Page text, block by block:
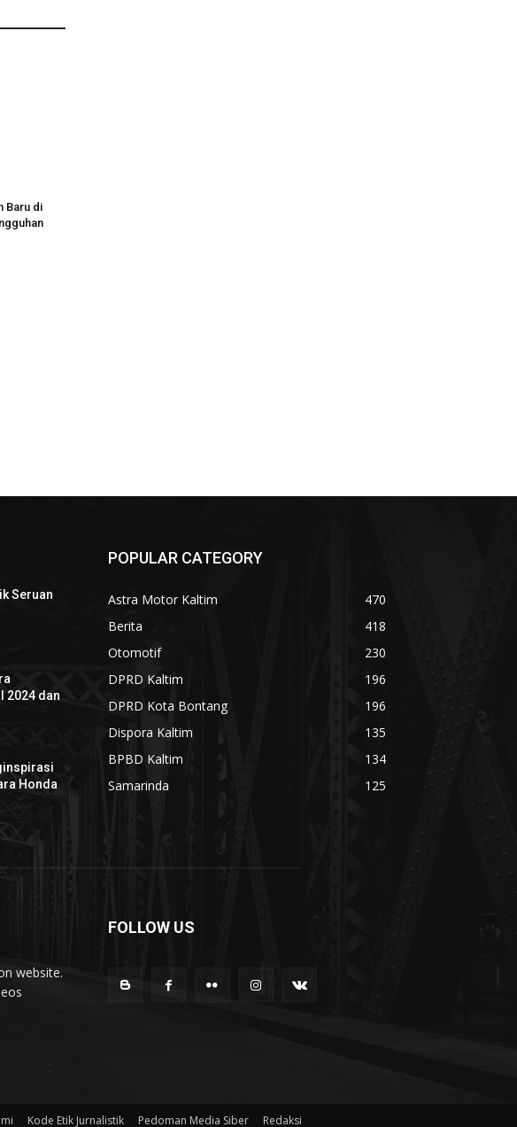
Baru di
Seruan
2024 dan
Honda
POPULAR CATEGORY
Astra Motor Kaltim
470
Berita
418
Otomotif
230
DPRD Kaltim
196
DPRD Kota Bontang
196
Dispora Kaltim
135
BPBD Kaltim
134
Samarinda
125
website.
FOLLOW US
Kode Etik Jurnalistik Pedoman Media Siber Redaksi